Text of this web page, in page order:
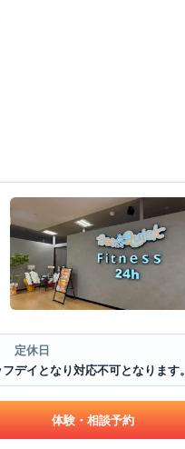
定休日
デイとなり対応不可となります。
体験・相談予約